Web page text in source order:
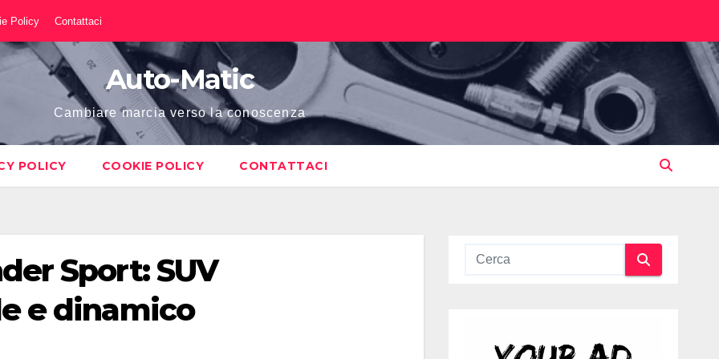
Policy Contattaci
Auto-Matic
Cambiare marcia verso la conoscenza
POLICY COOKIE POLICY CONTATTACI
Sport: SUV
e dinamico